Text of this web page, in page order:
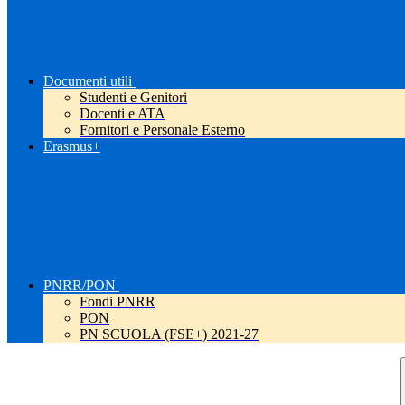
Documenti utili
Studenti e Genitori
Docenti e ATA
Fornitori e Personale Esterno
Erasmus+
PNRR/PON
Fondi PNRR
PON
PN SCUOLA (FSE+) 2021-27